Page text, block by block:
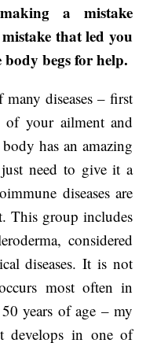
a mistake
that led you
begs for help.
diseases – first
your ailment and
has an amazing
need to give it a
diseases are
This group includes
considered
diseases. It is not
most often in
years of age – my
develops in one of